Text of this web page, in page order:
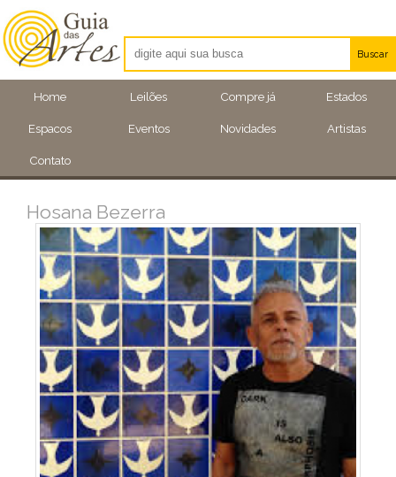
Home Leilões Compre já Estados
Espacos Eventos Novidades Artistas
Contato
Buscar
Artistas
Eventos
Hosana Bezerra